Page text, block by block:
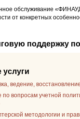
обслуживание
от конкретных
поддержку
услуги
ведение,
по вопросам учетной
методологии и